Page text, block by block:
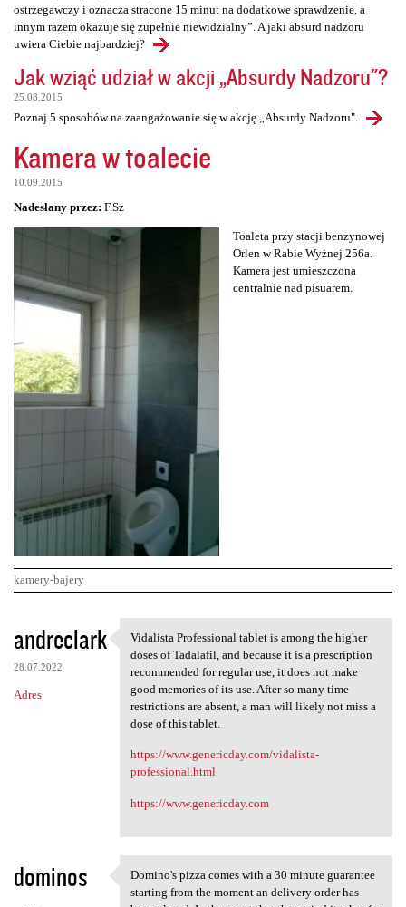
ostrzegawczy i oznacza stracone 15 minut na dodatkowe sprawdzenie, a
innym razem okazuje się zupełnie niewidzialny”. A jaki absurd nadzoru
uwiera Ciebie najbardziej?
Jak wziąć udział w akcji „Absurdy Nadzoru"?
25.08.2015
Poznaj 5 sposobów na zaangażowanie się w akcję „Absurdy Nadzoru".
Kamera w toalecie
10.09.2015
Nadesłany przez: F.Sz
Toaleta przy stacji benzynowej
Orlen w Rabie Wyżnej 256a.
Kamera jest umieszczona
centralnie nad pisuarem.
kamery-bajery
K
o
m
e
andreclark
28.07.2022
Adres
Vidalista Professional tablet
Vidalista Professional tablet is among the higher
doses of Tadalafil, and because it is a prescription
recommended for regular use, it does not make
good memories of its use. After so many time
restrictions are absent, a man will likely not miss a
dose of this tablet.
https://www.genericday.com/vidalista-
professional.html
https://www.genericday.com
dominos
Domino's pizza comes with a
Domino's pizza comes with a 30 minute guarantee
starting from the moment an delivery order has